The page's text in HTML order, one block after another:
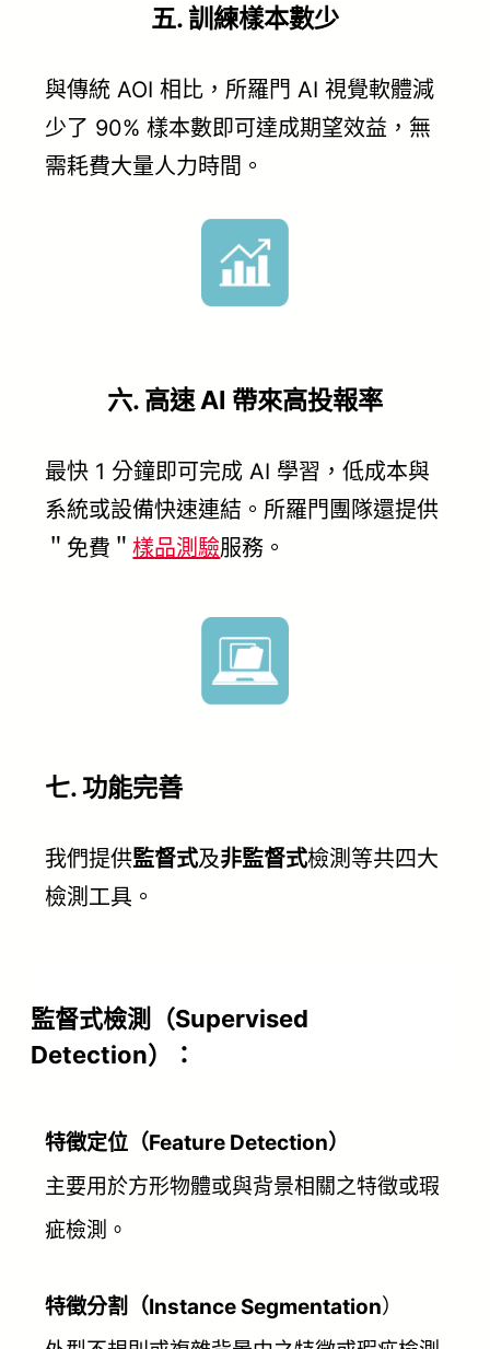
五. 訓練樣本數少
與傳統 AOI 相比，所羅門 AI 視覺軟體減
少了 90% 樣本數即可達成期望效益，無
需耗費大量人力時間。
六. 高速 AI 帶來高投報率
最快 1 分鐘即可完成 AI 學習，低成本與
系統或設備快速連結。所羅門團隊還提供
＂免費＂樣品測驗服務。
七. 功能完善
我們提供監督式及非監督式檢測等共四大
檢測工具。
監督式檢測（Supervised
Detection）：
特徵定位（Feature Detection）
主要用於方形物體或與背景相關之特徵或瑕
疵檢測。
特徵分割（Instance Segmentation）